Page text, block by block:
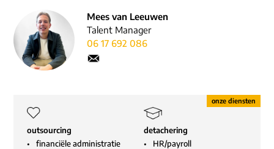
Mees van Leeuwen
Talent Manager
06 17 692 086
outsourcing
financiële administratie
detachering
HR/payroll